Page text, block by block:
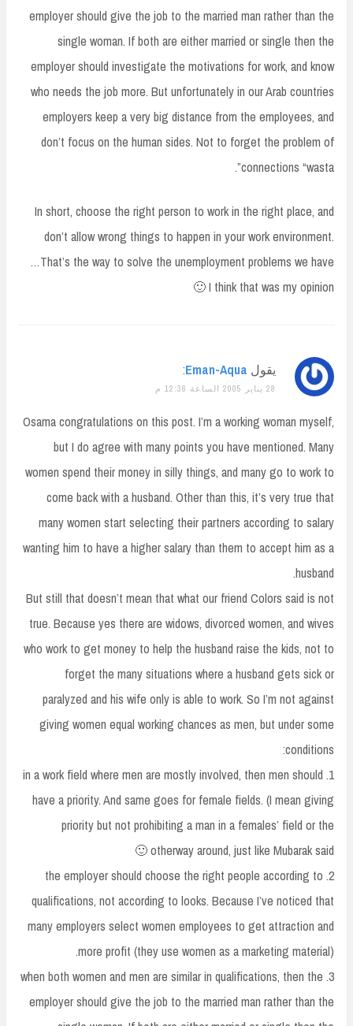
employer should give the job to the married man rather than the
single woman. If both are either married or single then the
employer should investigate the motivations for work, and know
who needs the job more. But unfortunately in our Arab countries
employers keep a very big distance from the employees, and
don’t focus on the human sides. Not to forget the problem of
connections “wasta”.
In short, choose the right person to work in the right place, and
don’t allow wrong things to happen in your work environment.
That’s the way to solve the unemployment problems we have…
I think that was my opinion 🙂
يقول Eman-Aqua
:
28 يناير 2005 الساعة 12:36 م
Osama congratulations on this post. I’m a working woman myself,
but I do agree with many points you have mentioned. Many
women spend their money in silly things, and many go to work to
come back with a husband. Other than this, it’s very true that
many women start selecting their partners according to salary
wanting him to have a higher salary than them to accept him as a
husband.
But still that doesn’t mean that what our friend Colors said is not
true. Because yes there are widows, divorced women, and wives
who work to get money to help the husband raise the kids, not to
forget the many situations where a husband gets sick or
paralyzed and his wife only is able to work. So I’m not against
giving women equal working chances as men, but under some
conditions:
1. in a work field where men are mostly involved, then men should
have a priority. And same goes for female fields. (I mean giving
priority but not prohibiting a man in a females’ field or the
otherway around, just like Mubarak said 🙂
2. the employer should choose the right people according to
qualifications, not according to looks. Because I’ve noticed that
many employers select women employees to get attraction and
more profit (they use women as a marketing material).
3. when both women and men are similar in qualifications, then the
employer should give the job to the married man rather than the